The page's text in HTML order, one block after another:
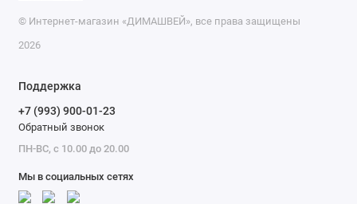
Показать все
© Интернет-магазин «ДИМАШВЕЙ», все права защищены
2026
Поддержка
+7 (993) 900-01-23
Обратный звонок
ПН-ВС, с 10.00 до 20.00
Мы в социальных сетях